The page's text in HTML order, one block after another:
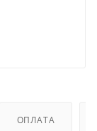
ОПЛАТА